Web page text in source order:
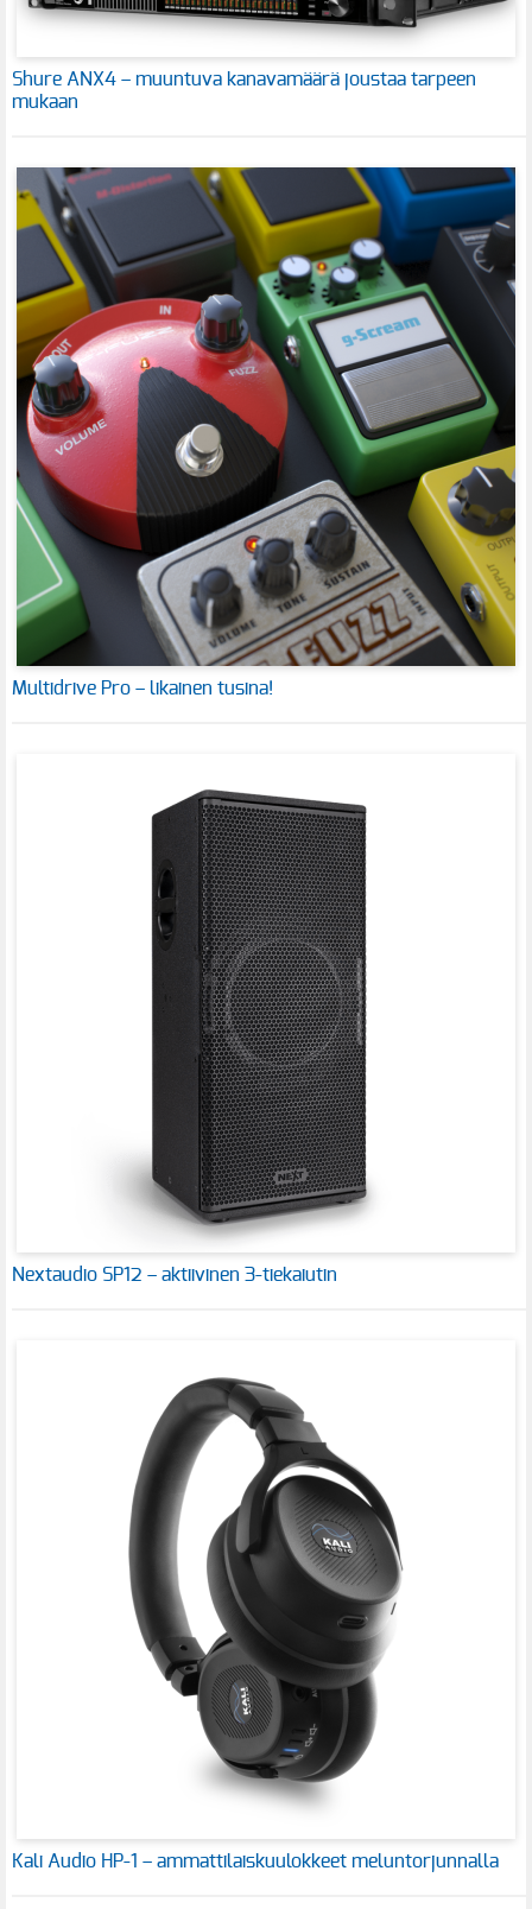
Shure ANX4 – muuntuva kanavamäärä joustaa tarpeen
mukaan
Multidrive Pro – likainen tusina!
Nextaudio SP12 – aktiivinen 3-tiekaiutin
Kali Audio HP-1 – ammattilaiskuulokkeet meluntorjunnalla